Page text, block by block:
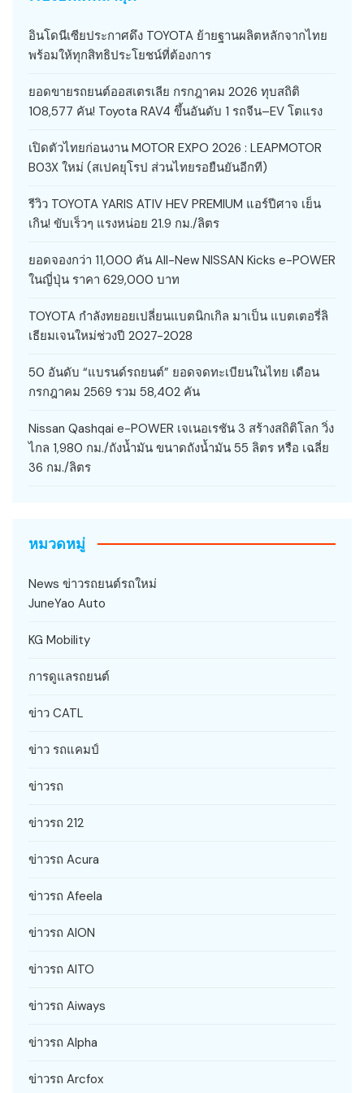
อินโดนีเซียประกาศดึง TOYOTA ย้ายฐานผลิตหลักจากไทย
พร้อมให้ทุกสิทธิประโยชน์ที่ต้องการ
ยอดขายรถยนต์ออสเตรเลีย กรกฎาคม 2026 ทุบสถิติ
108,577 คัน! Toyota RAV4 ขึ้นอันดับ 1 รถจีน–EV โตแรง
เปิดตัวไทยก่อนงาน MOTOR EXPO 2026 : LEAPMOTOR
B03X ใหม่ (สเปคยุโรป ส่วนไทยรอยืนยันอีกที)
รีวิว TOYOTA YARIS ATIV HEV PREMIUM แอร์ปีศาจ เย็น
เกิน! ขับเร็วๆ แรงหน่อย 21.9 กม./ลิตร
ยอดจองกว่า 11,000 คัน All-New NISSAN Kicks e-POWER
ในญี่ปุ่น ราคา 629,000 บาท
TOYOTA กำลังทยอยเปลี่ยนแบตนิกเกิล มาเป็น แบตเตอรี่ลิ
เธียมเจนใหม่ช่วงปี 2027-2028
50 อันดับ “แบรนด์รถยนต์” ยอดจดทะเบียนในไทย เดือน
กรกฎาคม 2569 รวม 58,402 คัน
Nissan Qashqai e-POWER เจเนอเรชัน 3 สร้างสถิติโลก วิ่ง
ไกล 1,980 กม./ถังน้ำมัน ขนาดถังน้ำมัน 55 ลิตร หรือ เฉลี่ย
36 กม./ลิตร
หมวดหมู่
News ข่าวรถยนต์รถใหม่
JuneYao Auto
KG Mobility
การดูแลรถยนต์
ข่าว CATL
ข่าว รถแคมป์
ข่าวรถ
ข่าวรถ 212
ข่าวรถ Acura
ข่าวรถ Afeela
ข่าวรถ AION
ข่าวรถ AITO
ข่าวรถ Aiways
ข่าวรถ Alpha
ข่าวรถ Arcfox